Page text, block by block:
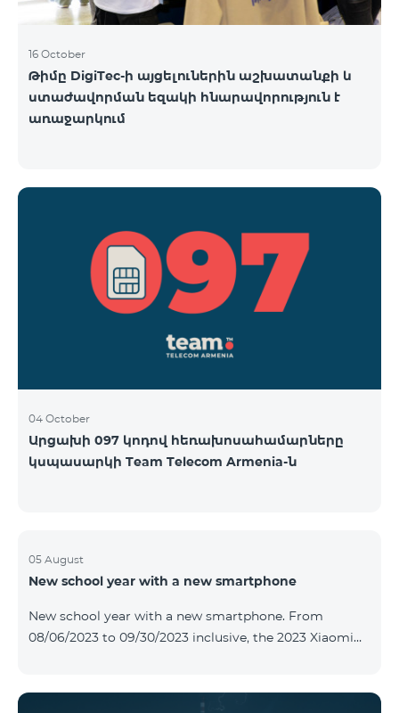
16 October
Թիմը DigiTec-ի այցելուներին աշխատանքի և
ստաժավորման եզակի հնարավորություն է
առաջարկում
04 October
Արցախի 097 կոդով հեռախոսահամարները
կսպասարկի Team Telecom Armenia-ն
05 August
New school year with a new smartphone
New school year with a new smartphone. From
08/06/2023 to 09/30/2023 inclusive, the 2023 Xiaomi
- the 1st month is free. A smartphone can also be